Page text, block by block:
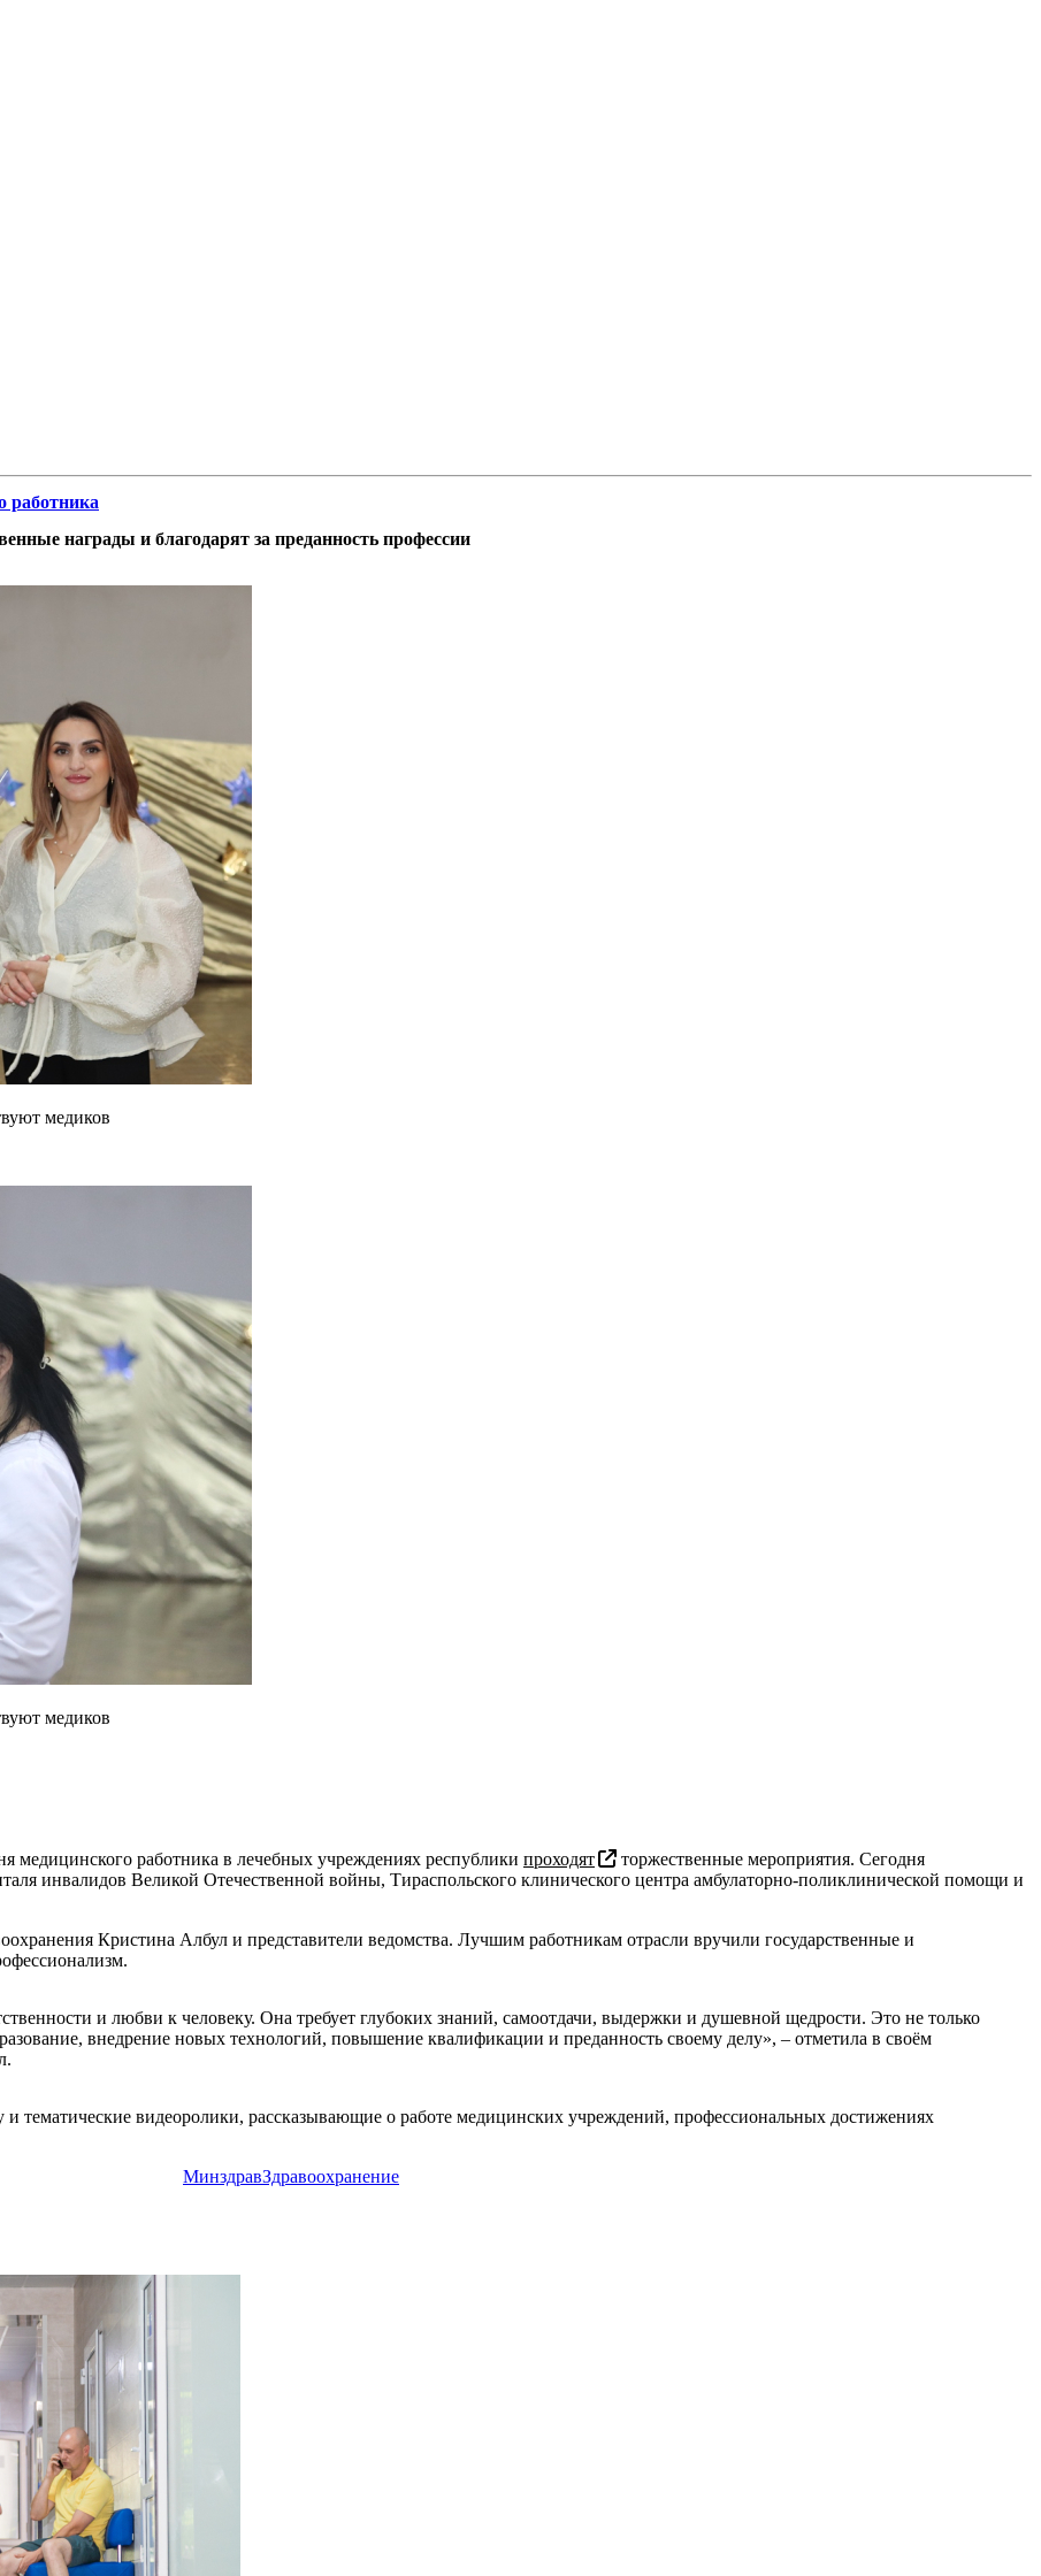
работника
награды и благодарят за преданность профессии
медиков
медиков
медицинского работника в лечебных учреждениях республики проходят
торжественные мероприятия. Сегодня
инвалидов Великой Отечественной войны, Тираспольского клинического центра амбулаторно-поликлинической помощи и
Кристина Албул и представители ведомства. Лучшим работникам отрасли вручили государственные и
и любви к человеку. Она требует глубоких знаний, самоотдачи, выдержки и душевной щедрости. Это не только
внедрение новых технологий, повышение квалификации и преданность своему делу», – отметила в своём
тематические видеоролики, рассказывающие о работе медицинских учреждений, профессиональных достижениях
МинздравЗдравоохранение